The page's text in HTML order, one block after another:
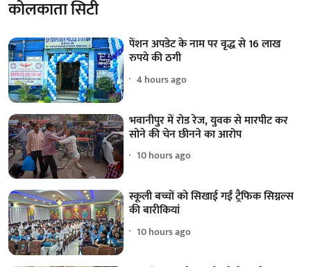
कोलकाता सिटी
पेंशन अपडेट के नाम पर वृद्ध से 16 लाख
रुपये की ठगी
4 hours ago
भवानीपुर में रोड रेज, युवक से मारपीट कर
सोने की चेन छीनने का आरोप
10 hours ago
स्कूली बच्चों को सिखाई गईं ट्रैफिक सिग्नल्स
की बारीकियां
10 hours ago